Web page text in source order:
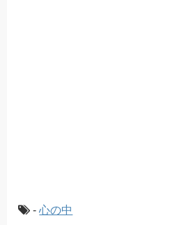
-心の中